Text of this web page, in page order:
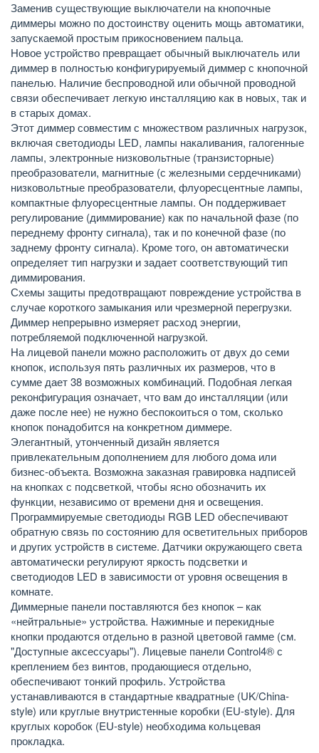
Заменив существующие выключатели на кнопочные
диммеры можно по достоинству оценить мощь автоматики,
запускаемой простым прикосновением пальца.
Новое устройство превращает обычный выключатель или
диммер в полностью конфигурируемый диммер с кнопочной
панелью. Наличие беспроводной или обычной проводной
связи обеспечивает легкую инсталляцию как в новых, так и
в старых домах.
Этот диммер совместим с множеством различных нагрузок,
включая светодиоды LED, лампы накаливания, галогенные
лампы, электронные низковольтные (транзисторные)
преобразователи, магнитные (с железными сердечниками)
низковольтные преобразователи, флуоресцентные лампы,
компактные флуоресцентные лампы. Он поддерживает
регулирование (диммирование) как по начальной фазе (по
переднему фронту сигнала), так и по конечной фазе (по
заднему фронту сигнала). Кроме того, он автоматически
определяет тип нагрузки и задает соответствующий тип
диммирования.
Схемы защиты предотвращают повреждение устройства в
случае короткого замыкания или чрезмерной перегрузки.
Диммер непрерывно измеряет расход энергии,
потребляемой подключенной нагрузкой.
На лицевой панели можно расположить от двух до семи
кнопок, используя пять различных их размеров, что в
сумме дает 38 возможных комбинаций. Подобная легкая
реконфигурация означает, что вам до инсталляции (или
даже после нее) не нужно беспокоиться о том, сколько
кнопок понадобится на конкретном диммере.
Элегантный, утонченный дизайн является
привлекательным дополнением для любого дома или
бизнес-объекта. Возможна заказная гравировка надписей
на кнопках с подсветкой, чтобы ясно обозначить их
функции, независимо от времени дня и освещения.
Программируемые светодиоды RGB LED обеспечивают
обратную связь по состоянию для осветительных приборов
и других устройств в системе. Датчики окружающего света
автоматически регулируют яркость подсветки и
светодиодов LED в зависимости от уровня освещения в
комнате.
Диммерные панели поставляются без кнопок – как
«нейтральные» устройства. Нажимные и перекидные
кнопки продаются отдельно в разной цветовой гамме (см.
"Доступные аксессуары"). Лицевые панели Control4® с
креплением без винтов, продающиеся отдельно,
обеспечивают тонкий профиль. Устройства
устанавливаются в стандартные квадратные (UK/China-
style) или круглые внутристенные коробки (EU-style). Для
круглых коробок (EU-style) необходима кольцевая
прокладка.